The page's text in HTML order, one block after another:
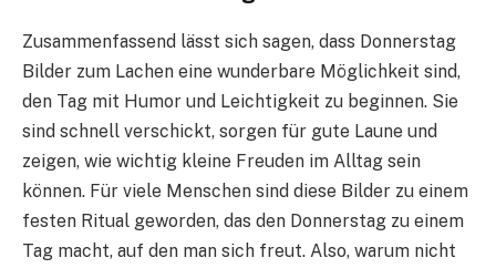
Zusammenfassend lässt sich sagen, dass Donnerstag
Bilder zum Lachen eine wunderbare Möglichkeit sind,
den Tag mit Humor und Leichtigkeit zu beginnen. Sie
sind schnell verschickt, sorgen für gute Laune und
zeigen, wie wichtig kleine Freuden im Alltag sein
können. Für viele Menschen sind diese Bilder zu einem
festen Ritual geworden, das den Donnerstag zu einem
Tag macht, auf den man sich freut. Also, warum nicht